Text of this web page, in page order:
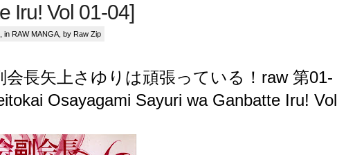
Iru! Vol 01-04]
in RAW MANGA , by Raw Zip
会長矢上さゆりは頑張っている！raw 第01-
Osayagami Sayuri wa Ganbatte Iru! Vol